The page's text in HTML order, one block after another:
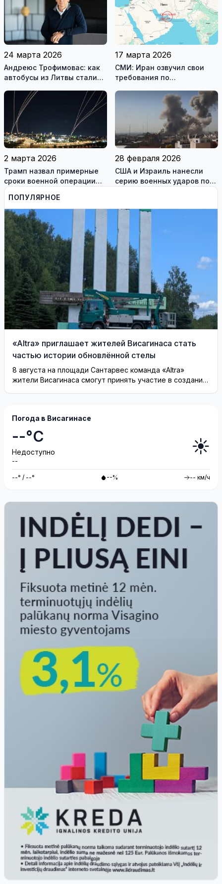
24 марта 2026
Андреюс Трофимовас: как
автобусы из Литвы стали
охваченного огнём
Мариуполя (фотогалерея)
17 марта 2026
СМИ: Иран озвучил свои
требования по
2 марта 2026
Трамп назвал примерные
сроки военной операции
против Ирана
28 февраля 2026
США и Израиль нанесли
серию военных ударов по
ПОПУЛЯРНОЕ
«Altra» приглашает жителей Висагинаса стать
частью истории обновлённой стелы
8 августа на площади Сантарвес команда «Altra»
жители Висагинаса смогут принять участие в создании
Погода в Висагинасе
--°C
Недоступно
--
☀️
--° / --° --% -- км/ч